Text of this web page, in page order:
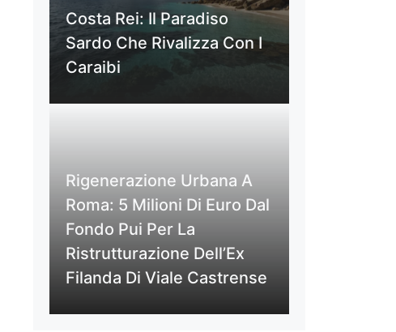
Costa Rei: Il Paradiso
Sardo Che Rivalizza Con I
Caraibi
Rigenerazione Urbana A
Roma: 5 Milioni Di Euro Dal
Fondo Pui Per La
Ristrutturazione Dell’Ex
Filanda Di Viale Castrense